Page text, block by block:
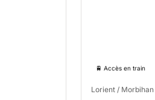
🚆 Accès en train
Lorient / Morbihan